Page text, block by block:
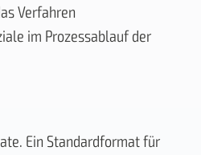
Verfahren
im Prozessablauf der
Ein Standardformat für